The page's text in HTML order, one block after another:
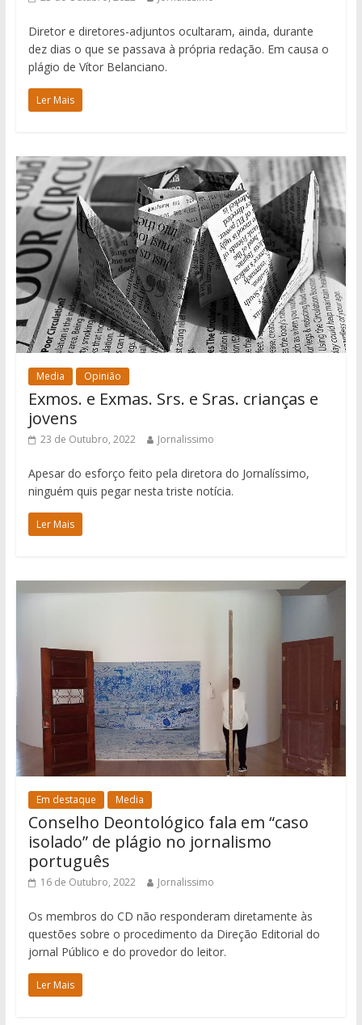
Diretor e diretores-adjuntos ocultaram, ainda, durante
dez dias o que se passava à própria redação. Em causa o
plágio de Vítor Belanciano.
Ler Mais
Media Opinião
Exmos. e Exmas. Srs. e Sras. crianças e
jovens
23 de Outubro, 2022 Jornalissimo
Apesar do esforço feito pela diretora do Jornalíssimo,
ninguém quis pegar nesta triste notícia.
Ler Mais
Em destaque Media
Conselho Deontológico fala em “caso
isolado” de plágio no jornalismo
português
16 de Outubro, 2022 Jornalissimo
Os membros do CD não responderam diretamente às
questões sobre o procedimento da Direção Editorial do
jornal Público e do provedor do leitor.
Ler Mais